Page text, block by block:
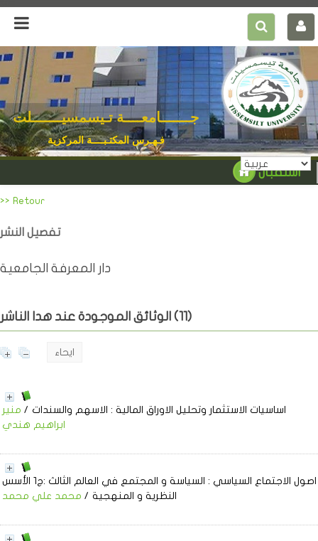
جـــــــامعــــة تـيسمسيـــــــلت
فـهـرس المكتـبــــة المركزية
استقبال
>> Retour
تفصيل النشر
دار المعرفة الجامعية
الوثائق الموجودة عند هدا الناشر (11)
ايحاء
اساسيات الاستثمار وتحليل الاوراق المالية : الاسهم والسندات / منير
ابراهيم هندي
اصول الاجتماع السياسي
: السياسة و المجتمع في العالم الثالث :ج1 الأسس
النظرية و المنهجية / محمد علي محمد